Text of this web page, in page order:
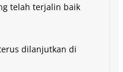
telah terjalin baik
dilanjutkan di